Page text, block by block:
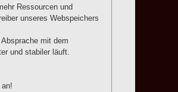
Ressourcen und
unseres Webspeichers
mit dem
und stabiler läuft.